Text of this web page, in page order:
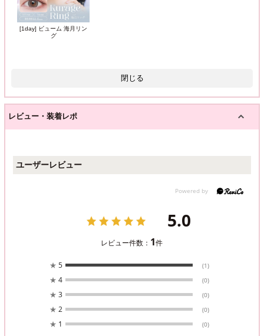
[1day] ビューム 海月リン
グ
閉じる
レビュー・装着レポ
ユーザーレビュー
5.0
レビュー件数： 1件
★ 5 (1)
★ 4 (0)
★ 3 (0)
★ 2 (0)
★ 1 (0)